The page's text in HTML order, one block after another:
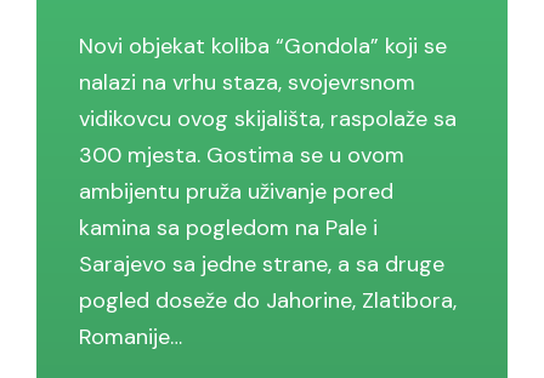
Novi objekat koliba “Gondola” koji se
nalazi na vrhu staza, svojevrsnom
vidikovcu ovog skijališta, raspolaže sa
300 mjesta. Gostima se u ovom
ambijentu pruža uživanje pored
kamina sa pogledom na Pale i
Sarajevo sa jedne strane, a sa druge
pogled doseže do Jahorine, Zlatibora,
Romanije…